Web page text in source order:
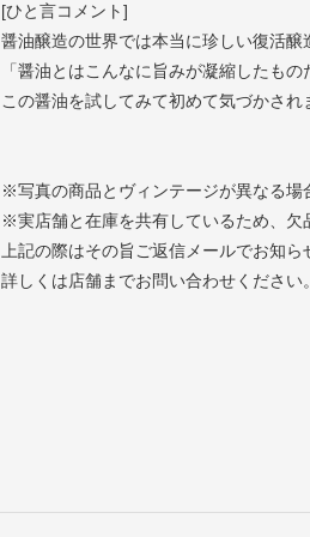
[ひと言コメント]
醤油醸造の世界では本当に珍しい復活醸
「醤油とはこんなに旨みが凝縮したもの
この醤油を試してみて初めて気づかされ
※写真の商品とヴィンテージが異なる場
※実店舗と在庫を共有しているため、欠
上記の際はその旨ご返信メールでお知ら
詳しくは店舗までお問い合わせください。